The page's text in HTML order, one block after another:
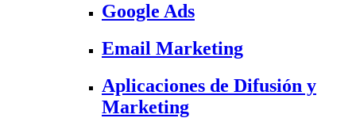
Google Ads
Email Marketing
Aplicaciones de Difusión y
Marketing